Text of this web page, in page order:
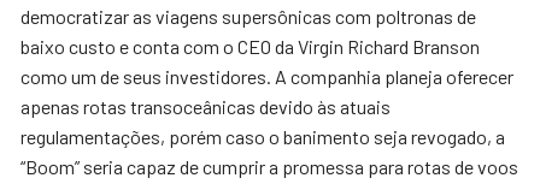
democratizar as viagens supersônicas com poltronas de
baixo custo e conta com o CEO da Virgin Richard Branson
como um de seus investidores. A companhia planeja oferecer
apenas rotas transoceânicas devido às atuais
regulamentações, porém caso o banimento seja revogado, a
“Boom” seria capaz de cumprir a promessa para rotas de voos